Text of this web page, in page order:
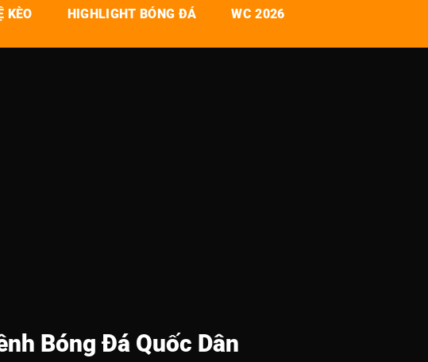
KÈO HIGHLIGHT BÓNG ĐÁ
WC 2026
Bóng Đá Quốc Dân